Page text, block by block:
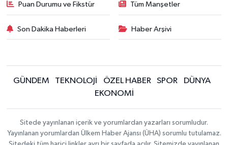
Puan Durumu ve Fikstür Tüm Manşetler
Son Dakika Haberleri Haber Arşivi
GÜNDEM TEKNOLOJİ ÖZEL HABER SPOR
DÜNYA
EKONOMİ
Sitede yayınlanan içerik ve yorumlardan yazarları sorumludur.
Yayınlanan yorumlardan Ülkem Haber Ajansı (ÜHA) sorumlu tutulamaz.